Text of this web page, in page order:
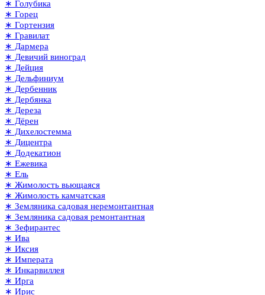
∗ Голубика
∗ Горец
∗ Гортензия
∗ Гравилат
∗ Дармера
∗ Девичий виноград
∗ Дейция
∗ Дельфиниум
∗ Дербенник
∗ Дербянка
∗ Дереза
∗ Дёрен
∗ Дихелостемма
∗ Дицентра
∗ Додекатион
∗ Ежевика
∗ Ель
∗ Жимолость вьющаяся
∗ Жимолость камчатская
∗ Земляника садовая неремонтантная
∗ Земляника садовая ремонтантная
∗ Зефирантес
∗ Ива
∗ Иксия
∗ Императа
∗ Инкарвиллея
∗ Ирга
∗ Ирис